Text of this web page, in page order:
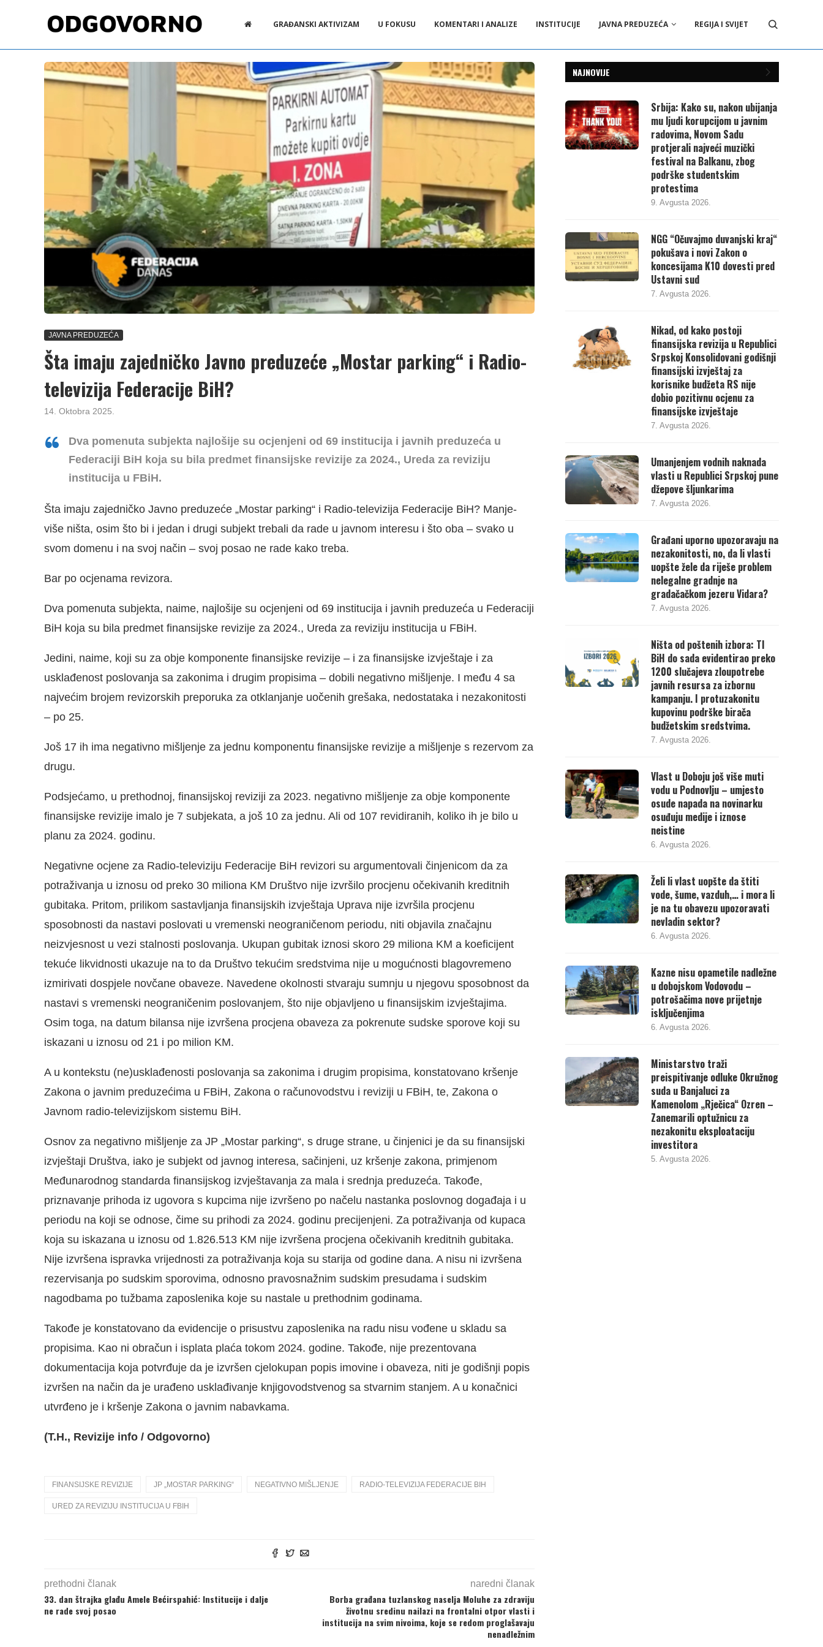
GRAĐANSKI AKTIVIZAM U FOKUSU KOMENTARI I ANALIZE INSTITUCIJE JAVNA PREDUZEĆA REGIJA I SVIJET
JAVNA PREDUZEĆA
Šta imaju zajedničko Javno preduzeće „Mostar parking“ i Radio-
televizija Federacije BiH?
14. Oktobra 2025.
Dva pomenuta subjekta najlošije su ocjenjeni od 69 institucija i javnih preduzeća u
Federaciji BiH koja su bila predmet finansijske revizije za 2024., Ureda za reviziju
institucija u FBiH.
Šta imaju zajedničko Javno preduzeće „Mostar parking“ i Radio-televizija Federacije BiH? Manje-
više ništa, osim što bi i jedan i drugi subjekt trebali da rade u javnom interesu i što oba – svako u
svom domenu i na svoj način – svoj posao ne rade kako treba.
Bar po ocjenama revizora.
Dva pomenuta subjekta, naime, najlošije su ocjenjeni od 69 institucija i javnih preduzeća u Federaciji
BiH koja su bila predmet finansijske revizije za 2024., Ureda za reviziju institucija u FBiH.
Jedini, naime, koji su za obje komponente finansijske revizije – i za finansijske izvještaje i za
usklađenost poslovanja sa zakonima i drugim propisima – dobili negativno mišljenje. I među 4 sa
najvećim brojem revizorskih preporuka za otklanjanje uočenih grešaka, nedostataka i nezakonitosti
– po 25.
Još 17 ih ima negativno mišljenje za jednu komponentu finansijske revizije a mišljenje s rezervom za
drugu.
Podsjećamo, u prethodnoj, finansijskoj reviziji za 2023. negativno mišljenje za obje komponente
finansijske revizije imalo je 7 subjekata, a još 10 za jednu. Ali od 107 revidiranih, koliko ih je bilo u
planu za 2024. godinu.
Negativne ocjene za Radio-televiziju Federacije BiH revizori su argumentovali činjenicom da za
potraživanja u iznosu od preko 30 miliona KM Društvo nije izvršilo procjenu očekivanih kreditnih
gubitaka. Pritom, prilikom sastavljanja finansijskih izvještaja Uprava nije izvršila procjenu
sposobnosti da nastavi poslovati u vremenski neograničenom periodu, niti objavila značajnu
neizvjesnost u vezi stalnosti poslovanja. Ukupan gubitak iznosi skoro 29 miliona KM a koeficijent
tekuće likvidnosti ukazuje na to da Društvo tekućim sredstvima nije u mogućnosti blagovremeno
izmirivati dospjele novčane obaveze. Navedene okolnosti stvaraju sumnju u njegovu sposobnost da
nastavi s vremenski neograničenim poslovanjem, što nije objavljeno u finansijskim izvještajima.
Osim toga, na datum bilansa nije izvršena procjena obaveza za pokrenute sudske sporove koji su
iskazani u iznosu od 21 i po milion KM.
A u kontekstu (ne)usklađenosti poslovanja sa zakonima i drugim propisima, konstatovano kršenje
Zakona o javnim preduzećima u FBiH, Zakona o računovodstvu i reviziji u FBiH, te, Zakona o
Javnom radio-televizijskom sistemu BiH.
Osnov za negativno mišljenje za JP „Mostar parking“, s druge strane, u činjenici je da su finansijski
izvještaji Društva, iako je subjekt od javnog interesa, sačinjeni, uz kršenje zakona, primjenom
Međunarodnog standarda finansijskog izvještavanja za mala i srednja preduzeća. Takođe,
priznavanje prihoda iz ugovora s kupcima nije izvršeno po načelu nastanka poslovnog događaja i u
periodu na koji se odnose, čime su prihodi za 2024. godinu precijenjeni. Za potraživanja od kupaca
koja su iskazana u iznosu od 1.826.513 KM nije izvršena procjena očekivanih kreditnih gubitaka.
Nije izvršena ispravka vrijednosti za potraživanja koja su starija od godine dana. A nisu ni izvršena
rezervisanja po sudskim sporovima, odnosno pravosnažnim sudskim presudama i sudskim
nagodbama po tužbama zaposlenika koje su nastale u prethodnim godinama.
Takođe je konstatovano da evidencije o prisustvu zaposlenika na radu nisu vođene u skladu sa
propisima. Kao ni obračun i isplata plaća tokom 2024. godine. Takođe, nije prezentovana
dokumentacija koja potvrđuje da je izvršen cjelokupan popis imovine i obaveza, niti je godišnji popis
izvršen na način da je urađeno usklađivanje knjigovodstvenog sa stvarnim stanjem. A u konačnici
utvrđeno je i kršenje Zakona o javnim nabavkama.
(T.H., Revizije info / Odgovorno)
FINANSIJSKE REVIZIJE JP „MOSTAR PARKING“ NEGATIVNO MIŠLJENJE RADIO-TELEVIZIJA FEDERACIJE BIH
URED ZA REVIZIJU INSTITUCIJA U FBIH
prethodni članak
33. dan štrajka glađu Amele Bećirspahić: Institucije i dalje
ne rade svoj posao
naredni članak
Borba građana tuzlanskog naselja Moluhe za zdraviju
životnu sredinu nailazi na frontalni otpor vlasti i
institucija na svim nivoima, koje se redom proglašavaju
nenadležnim
NAJNOVIJE
Srbija: Kako su, nakon ubijanja
mu ljudi korupcijom u javnim
radovima, Novom Sadu
protjerali najveći muzički
festival na Balkanu, zbog
podrške studentskim
protestima
9. Avgusta 2026.
NGG “Očuvajmo duvanjski kraj“
pokušava i novi Zakon o
koncesijama K10 dovesti pred
Ustavni sud
7. Avgusta 2026.
Nikad, od kako postoji
finansijska revizija u Republici
Srpskoj Konsolidovani godišnji
finansijski izvještaj za
korisnike budžeta RS nije
dobio pozitivnu ocjenu za
finansijske izvještaje
7. Avgusta 2026.
Umanjenjem vodnih naknada
vlasti u Republici Srpskoj pune
džepove šljunkarima
7. Avgusta 2026.
Građani uporno upozoravaju na
nezakonitosti, no, da li vlasti
uopšte žele da riješe problem
nelegalne gradnje na
gradačačkom jezeru Vidara?
7. Avgusta 2026.
Ništa od poštenih izbora: TI
BiH do sada evidentirao preko
1200 slučajeva zloupotrebe
javnih resursa za izbornu
kampanju. I protuzakonitu
kupovinu podrške birača
budžetskim sredstvima.
7. Avgusta 2026.
Vlast u Doboju još više muti
vodu u Podnovlju – umjesto
osude napada na novinarku
osuđuju medije i iznose
neistine
6. Avgusta 2026.
Želi li vlast uopšte da štiti
vode, šume, vazduh,… i mora li
je na tu obavezu upozoravati
nevladin sektor?
6. Avgusta 2026.
Kazne nisu opametile nadležne
u dobojskom Vodovodu –
potrošačima nove prijetnje
isključenjima
6. Avgusta 2026.
Ministarstvo traži
preispitivanje odluke Okružnog
suda u Banjaluci za
Kamenolom „Rječica“ Ozren –
Zanemarili optužnicu za
nezakonitu eksploataciju
investitora
5. Avgusta 2026.